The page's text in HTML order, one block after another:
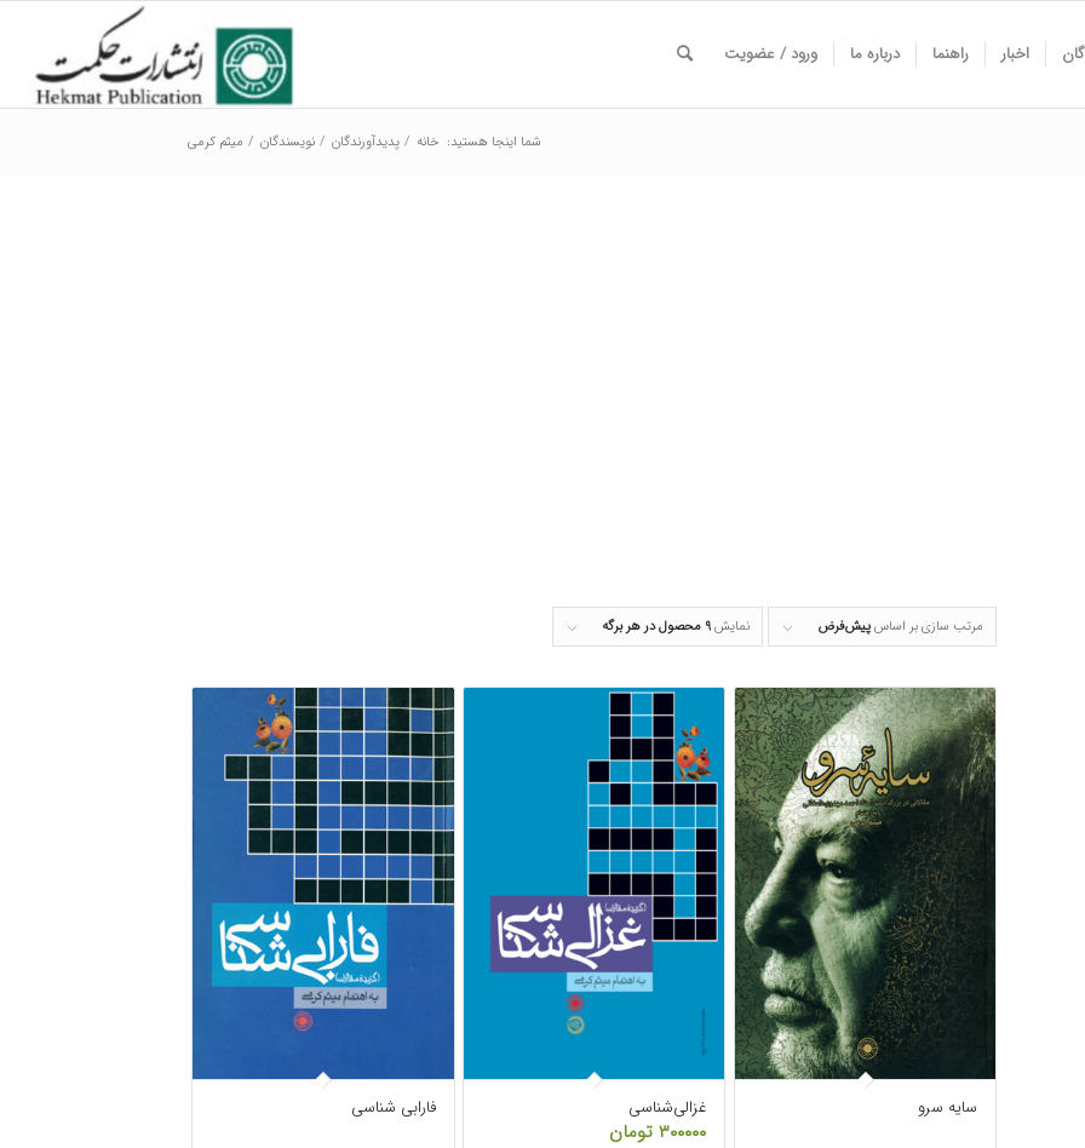
اخبار راهنما درباره ما ورود / عضویت
شما اینجا هستید: خانه / پدیدآورندگان / نویسندگان / میثم کرمی
مرتب سازی بر اساسپیش‌فرض نمایش۹ محصول در هر برگه
سایه سرو غزالی‌شناسی
۳۰۰۰۰۰ تومان
فارابی شناسی